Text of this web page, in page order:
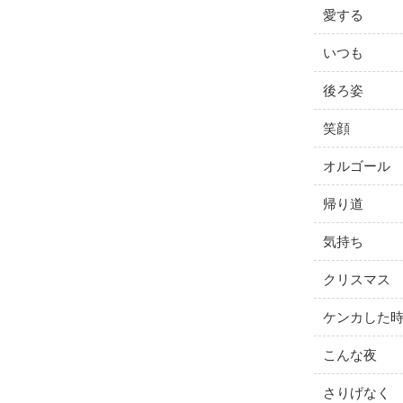
愛する
いつも
後ろ姿
笑顔
オルゴール
帰り道
気持ち
クリスマス
ケンカした
こんな夜
さりげなく